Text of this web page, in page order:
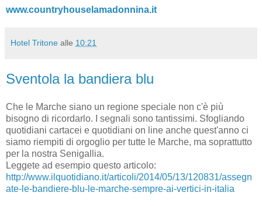
www.countryhouselamadonnina.it
Hotel Tritone alle 10:21
Sventola la bandiera blu
Che le Marche siano un regione speciale non c'è più
bisogno di ricordarlo. I segnali sono tantissimi. Sfogliando
quotidiani cartacei e quotidiani on line anche quest'anno ci
siamo riempiti di orgoglio per tutte le Marche, ma soprattutto
per la nostra Senigallia.
Leggete ad esempio questo articolo:
http://www.ilquotidiano.it/articoli/2014/05/13/120831/assegn
ate-le-bandiere-blu-le-marche-sempre-ai-vertici-in-italia